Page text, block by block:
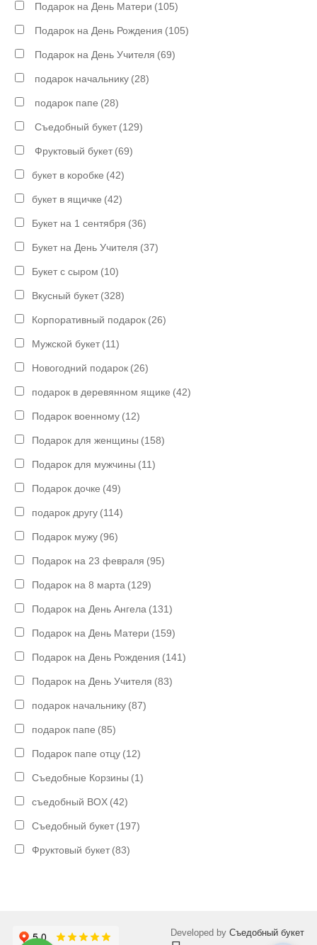
Подарок на День Матери (105)
Подарок на День Рождения (105)
Подарок на День Учителя (69)
подарок начальнику (28)
подарок папе (28)
Съедобный букет (129)
Фруктовый букет (69)
букет в коробке (42)
букет в ящичке (42)
Букет на 1 сентября (36)
Букет на День Учителя (37)
Букет с сыром (10)
Вкусный букет (328)
Корпоративный подарок (26)
Мужской букет (11)
Новогодний подарок (26)
подарок в деревянном ящике (42)
Подарок военному (12)
Подарок для женщины (158)
Подарок для мужчины (11)
Подарок дочке (49)
подарок другу (114)
Подарок мужу (96)
Подарок на 23 февраля (95)
Подарок на 8 марта (129)
Подарок на День Ангела (131)
Подарок на День Матери (159)
Подарок на День Рождения (141)
Подарок на День Учителя (83)
подарок начальнику (87)
подарок папе (85)
Подарок папе отцу (12)
Съедобные Корзины (1)
съедобный BOX (42)
Съедобный букет (197)
Фруктовый букет (83)
Developed byСъедобный букет